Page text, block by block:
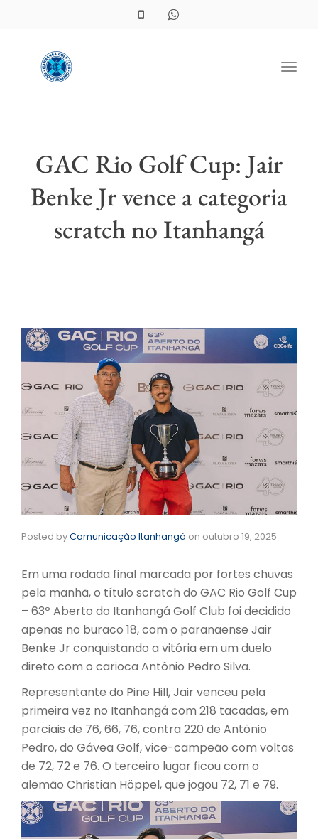
GAC Rio Golf Cup: Jair
Benke Jr vence a categoria
scratch no Itanhangá
Posted byComunicação Itanhangá on outubro 19, 2025
Em uma rodada final marcada por fortes chuvas
pela manhã, o título scratch do GAC Rio Golf Cup
– 63º Aberto do Itanhangá Golf Club foi decidido
apenas no buraco 18, com o paranaense Jair
Benke Jr conquistando a vitória em um duelo
direto com o carioca Antônio Pedro Silva.
Representante do Pine Hill, Jair venceu pela
primeira vez no Itanhangá com 218 tacadas, em
parciais de 76, 66, 76, contra 220 de Antônio
Pedro, do Gávea Golf, vice-campeão com voltas
de 72, 72 e 76. O terceiro lugar ficou com o
alemão Christian Höppel, que jogou 72, 71 e 79.